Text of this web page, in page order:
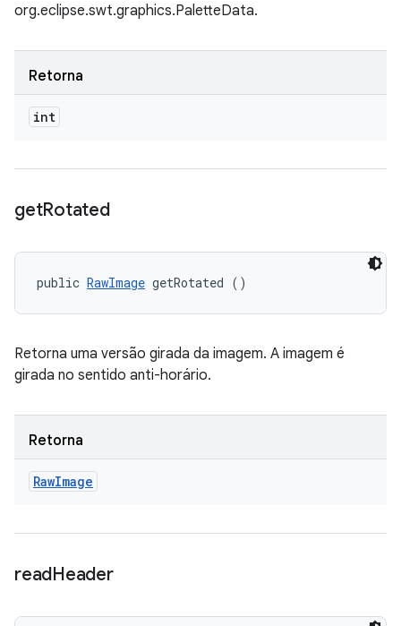
org.eclipse.swt.graphics.PaletteData.
Retorna
int
getRotated
public RawImage getRotated ()
Retorna uma versão girada da imagem. A imagem é
girada no sentido anti-horário.
Retorna
RawImage
readHeader